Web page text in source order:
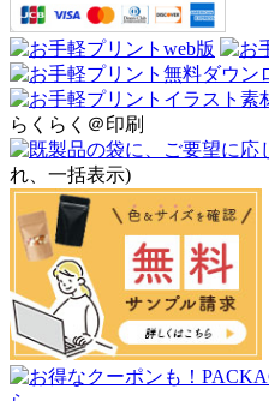
らくらく＠印刷
れ、一括表示)